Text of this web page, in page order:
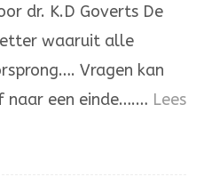
dr. K.D Goverts De
waaruit alle
Vragen kan
naar een einde….… Lees